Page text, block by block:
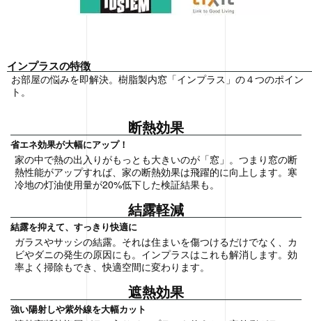
インプラスの特徴
お部屋の悩みを即解決。樹脂製内窓「インプラス」の４つのポイン
ト。
断熱効果
省エネ効果が大幅にアップ！
家の中で熱の出入りがもっとも大きいのが「窓」。つまり窓の断
熱性能がアップすれば、家の断熱効果は飛躍的に向上します。寒
冷地の灯油使用量が20%低下した検証結果も。
結露軽減
結露を抑えて、すっきり快適に
ガラスやサッシの結露。それは住まいを傷つけるだけでなく、カ
ビやダニの発生の原因にも。インプラスはこれも解消します。効
率よく掃除もでき、快適空間に変わります。
遮熱効果
強い陽射しや紫外線を大幅カット